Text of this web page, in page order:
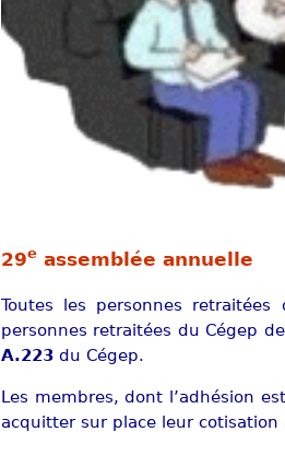
29eassemblée annuelle
Toutes les personnes
personnes retraitées du Cégep
A.223du Cégep.
Les membres, dont l’adhésion
acquitter sur place leur